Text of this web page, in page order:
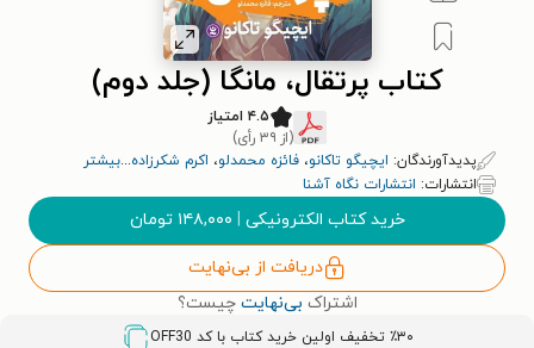
کتاب پرتقال، مانگا (جلد دوم)
۴.۵ امتیاز
(از ۳۹ رأی)
پدیدآورندگان: ایچیگو تاکانو، فائزه محمدلو، اکرم شکرزاده...بیشتر
انتشارات: انتشارات نگاه آشنا
خرید کتاب الکترونیکی | ۱۴۸,۰۰۰ تومان
دریافت از بی‌نهایت
اشتراک بی‌نهایت چیست؟
٪۳۰ تخفیف اولین خرید کتاب با کد OFF30